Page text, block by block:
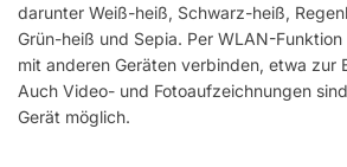
darunter Weiß-heiß, Schwarz-heiß,
Grün-heiß und Sepia. Per WLAN-
mit anderen Geräten verbinden, etwa zur
Auch Video- und Fotoaufzeichnungen
Gerät möglich.